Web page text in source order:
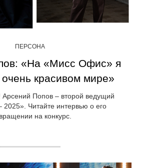
ПЕРСОНА
«На «Мисс Офис» я
очень красивом мире»
Арсений Попов – второй ведущий
Читайте интервью о его
на конкурс.